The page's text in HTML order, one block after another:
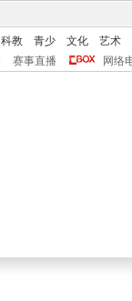
科教 青少 文化
艺术
赛事直播 网络